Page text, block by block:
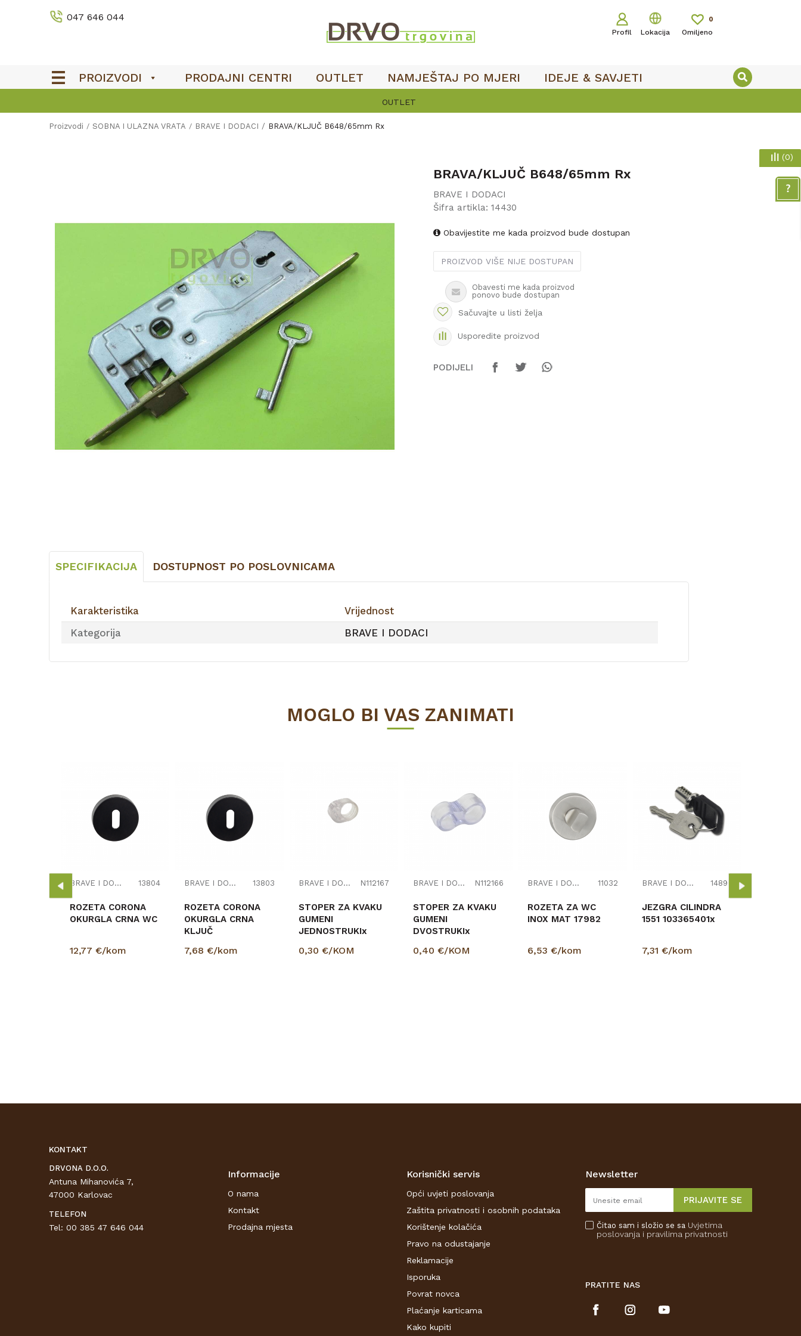
047 646 044
Profil Lokacija Omiljeno
0
PROIZVODI PRODAJNI CENTRI OUTLET NAMJEŠTAJ PO MJERI IDEJE & SAVJETI
OUTLET
Proizvodi SOBNA I ULAZNA VRATA BRAVE I DODACI BRAVA/KLJUČ B648/65mm Rx
BRAVA/KLJUČ B648/65mm Rx
BRAVE I DODACI
Šifra artikla: 14430
Obavijestite me kada proizvod bude dostupan
PROIZVOD VIŠE NIJE DOSTUPAN
Obavesti me kada proizvod
ponovo bude dostupan
Sačuvajte u listi želja
Usporedite proizvod
PODIJELI
SPECIFIKACIJA DOSTUPNOST PO POSLOVNICAMA
Karakteristika
Vrijednost
Kategorija
BRAVE I DODACI
MOGLO BI VAS ZANIMATI
BRAVE I DODACI 13804
ROZETA CORONA
OKURGLA CRNA WC
12,77 €/kom
BRAVE I DODACI 13803
ROZETA CORONA
OKURGLA CRNA
KLJUČ
7,68 €/kom
BRAVE I DODACI N112167
STOPER ZA KVAKU
GUMENI
JEDNOSTRUKIx
0,30 €/KOM
BRAVE I DODACI N112166
STOPER ZA KVAKU
GUMENI
DVOSTRUKIx
0,40 €/KOM
BRAVE I DODACI 11032
ROZETA ZA WC
INOX MAT 17982
6,53 €/kom
BRAVE I DODACI 14890
JEZGRA CILINDRA
1551 103365401x
7,31 €/kom
(0)
KONTAKT
DRVONA D.O.O.
Antuna Mihanovića 7,
47000 Karlovac
TELEFON
Tel: 00 385 47 646 044
Informacije
O nama
Kontakt
Prodajna mjesta
Korisnički servis
Opći uvjeti poslovanja
Zaštita privatnosti i osobnih podataka
Korištenje kolačića
Pravo na odustajanje
Reklamacije
Isporuka
Povrat novca
Plaćanje karticama
Kako kupiti
Newsletter
PRIJAVITE SE
Čitao sam i složio se sa Uvjetima
poslovanja i pravilima privatnosti
PRATITE NAS